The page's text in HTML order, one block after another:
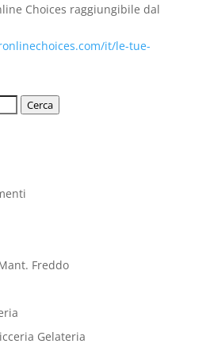
Choices raggiungibile dal
it/le-tue-
Cerca
Freddo
Gelateria